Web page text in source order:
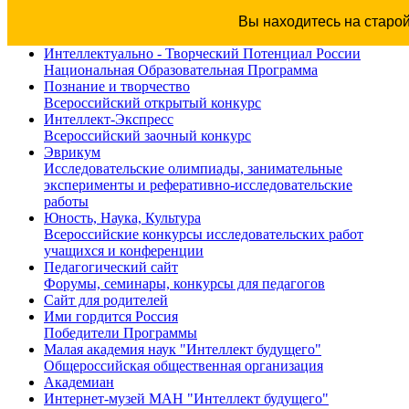
Вы находитесь на
Интеллектуально - Творческий Потенциал России
Национальная Образовательная Программа
Познание и творчество
Всероссийский открытый конкурс
Интеллект-Экспресс
Всероссийский заочный конкурс
Эврикум
Исследовательские олимпиады, занимательные
эксперименты и реферативно-исследовательские
работы
Юность, Наука, Культура
Всероссийские конкурсы исследовательских работ
учащихся и конференции
Педагогический сайт
Форумы, семинары, конкурсы для педагогов
Сайт для родителей
Ими гордится Россия
Победители Программы
Малая академия наук "Интеллект будущего"
Общероссийская общественная организация
Академиан
Интернет-музей МАН "Интеллект будущего"